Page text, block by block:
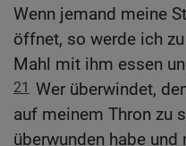
Wenn jemand meine
öffnet, so werde ich
Mahl mit ihm essen
21 Wer überwindet,
auf meinem Thron zu
überwunden habe